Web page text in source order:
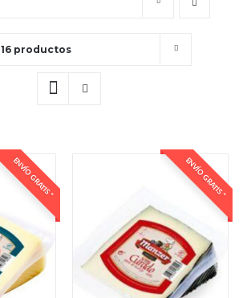
16 productos
ENVÍO GRATIS * ENVÍO GRATIS *